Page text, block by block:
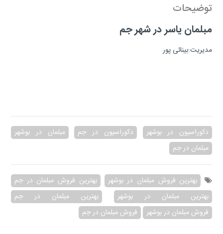
توضیحات
مبلمان یاسر در شهر جم
مدیریت:بینائی پور
دکوراسیون در بوشهر دکوراسیون در جم
مبلمان در بوشهر
مبلمان در جم
بهترین فروش مبلمان در بوشهر
بهترین فروش مبلمان در جم
بهترین مبلمان در بوشهر
بهترین مبلمان در جم
فروش مبلمان در بوشهر
فروش مبلمان در جم